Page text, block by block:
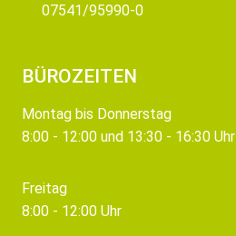
07541/95990-0
BÜROZEITEN
Montag bis Donnerstag
8:00 - 12:00 und 13:30 - 16:30 Uhr
Freitag
8:00 - 12:00 Uhr